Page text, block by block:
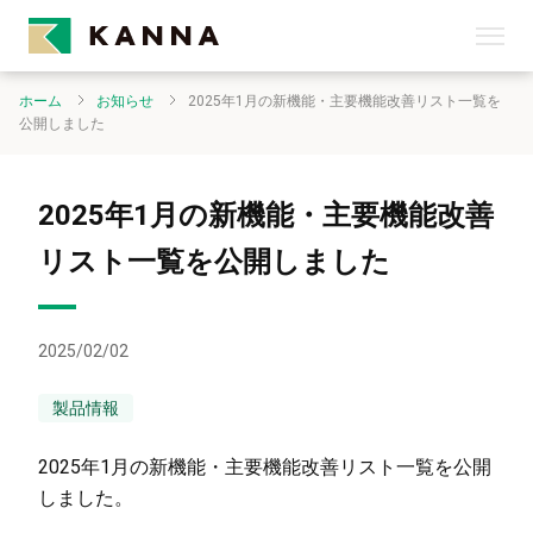
ホーム お知らせ
2025年1月の新機能・主要機能改善リスト一覧を
公開しました
2025年1月の新機能・主要機能改善
リスト一覧を公開しました
2025/02/02
製品情報
2025年1月の新機能・主要機能改善リスト一覧を公開
しました。